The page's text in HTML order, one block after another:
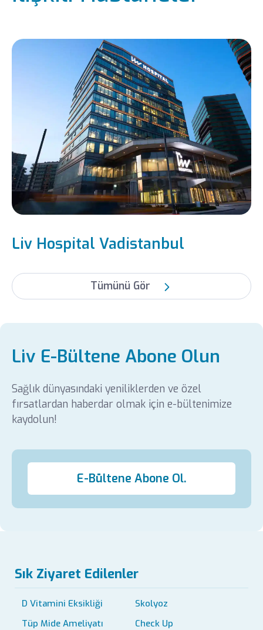
Liv Hospital Vadistanbul
Tümünü Gör
Liv E-Bültene Abone Olun
Sağlık dünyasındaki yeniliklerden ve özel
fırsatlardan haberdar olmak için e-bültenimize
kaydolun!
E-Bültene Abone Ol.
Sık Ziyaret Edilenler
D Vitamini Eksikliği
Skolyoz
Tüp Mide Ameliyatı
Check Up